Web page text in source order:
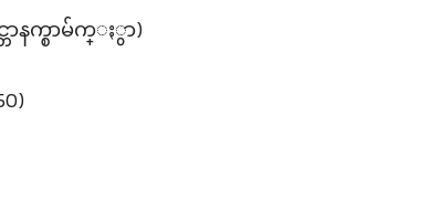
င္တာနက္စာမ်က္ႏွာ)